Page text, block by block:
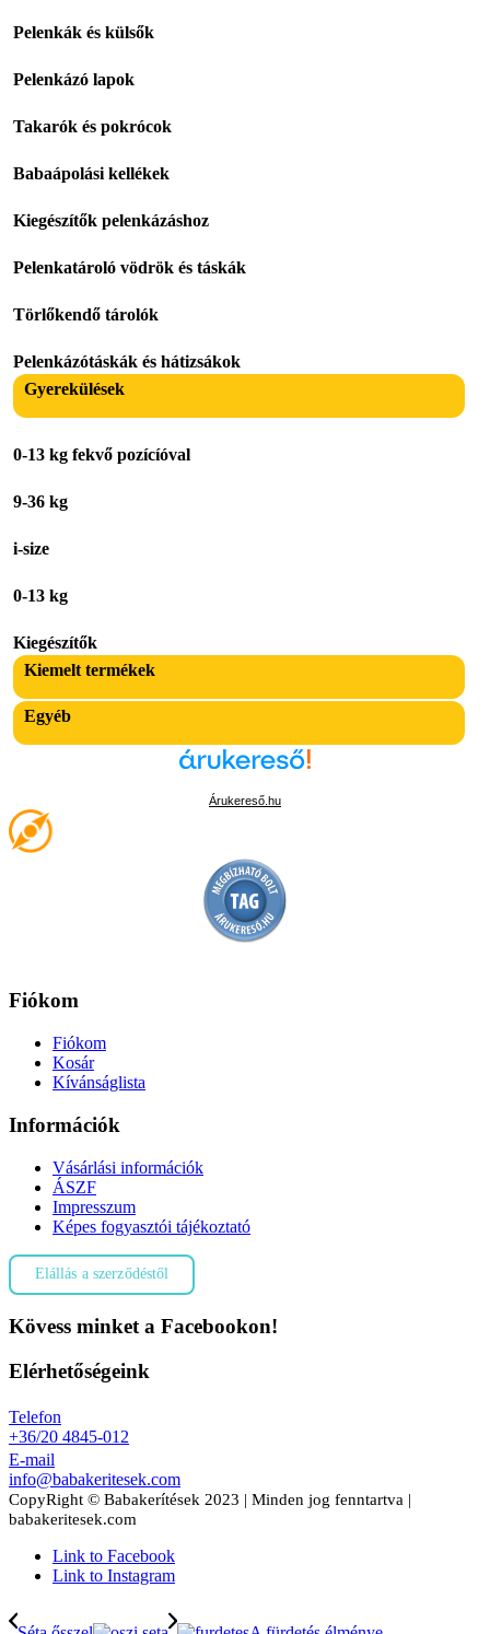
Pelenkák és külsők
Pelenkázó lapok
Takarók és pokrócok
Babaápolási kellékek
Kiegészítők pelenkázáshoz
Pelenkatároló vödrök és táskák
Törlőkendő tárolók
Pelenkázótáskák és hátizsákok
Gyerekülések
0-13 kg fekvő pozícíóval
9-36 kg
i-size
0-13 kg
Kiegészítők
Kiemelt termékek
Egyéb
Árukereső.hu
Fiókom
Fiókom
Kosár
Kívánságlista
Információk
Vásárlási információk
ÁSZF
Impresszum
Képes fogyasztói tájékoztató
Elállás a szerződéstől
Kövess minket a Facebookon!
Elérhetőségeink
Telefon
+36/20 4845-012
E-mail
info@babakeritesek.com
CopyRight © Babakerítések 2023 | Minden jog fenntartva |
babakeritesek.com
Link to Facebook
Link to Instagram